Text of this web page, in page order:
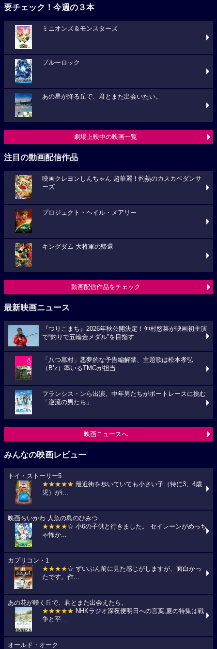
要チェック！今週の３本
ミニオンズ＆モンスターズ
ブルーロック
あの星が降る丘で、君とまた出会いたい。
劇場上映中の映画一覧
注目の動画配信作品
映画クレヨンしんちゃん 超華麗！灼熱のカスカベダンサ
ーズ
プロジェクト・ヘイル・メアリー
キングダム 大将軍の帰還
動画配信作品をチェック
最新映画ニュース
『つりこまち』2026年秋公開決定！仲村悠菜が映画初主演
で“釣りで五輪金メダル”を目指す
「八つ墓村」悪夢的な予告編解禁、主題歌は松本孝弘
（B’z）率いるTMGが担当
フランシス・ンら出演。中年男たちがボートレースに挑む
「逆流の男たち」
映画ニュースへ
みんなの映画レビュー
トイ・ストーリー5
★★★★★ 最近街を歩いていても小さい子（特に3、4歳
児）がi...
映画ちいかわ 人魚の島のひみつ
★★★★☆ 小6の子供と行きました。 セイレーンがめっち
ゃ怖か...
カプリコン・1
★★★★☆ ずいぶん前に見た感じがしますが、面白かっ
たです。作...
あの花が咲く丘で、君とまた出会えたら。
★★★★★ NHKラジオ深夜便明日への言葉,夏の特集は戦
争と平...
オールド・オーク